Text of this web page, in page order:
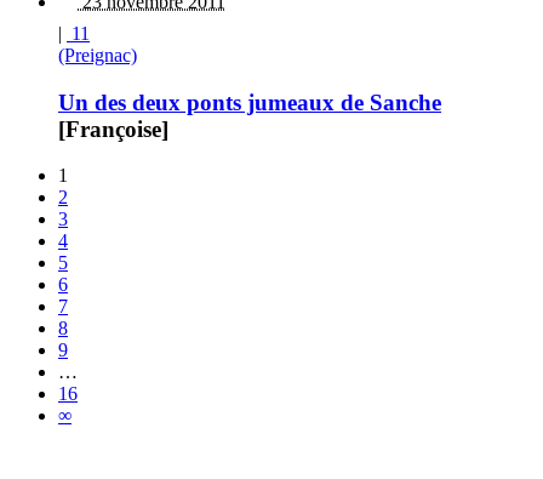
| 11
(Preignac)
Un des deux ponts jumeaux de Sanche
[Françoise]
1
2
3
4
5
6
7
8
9
…
16
∞